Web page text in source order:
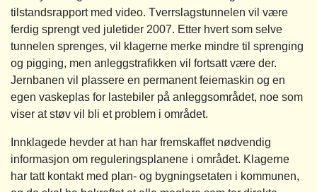
tilstandsrapport med video. Tverrslagstunnelen vil være
ferdig sprengt ved juletider 2007. Etter hvert som selve
tunnelen sprenges, vil klagerne merke mindre til sprenging
og pigging, men anleggstrafikken vil fortsatt være der.
Jernbanen vil plassere en permanent feiemaskin og en
egen vaskeplas for lastebiler på anleggsområdet, noe som
viser at støv vil bli et problem i området.
Innklagede hevder at han har fremskaffet nødvendig
informasjon om reguleringsplanene i området. Klagerne
har tatt kontakt med plan- og bygningsetaten i kommunen,